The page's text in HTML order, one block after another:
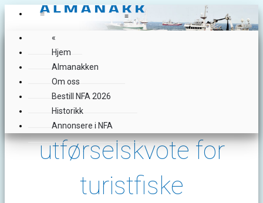
≡ ≡
«
Hjem
Almanakken
Om oss
Bestill NFA 2026
Historikk
Annonsere i NFARedusert
utførselskvote for
turistfiske